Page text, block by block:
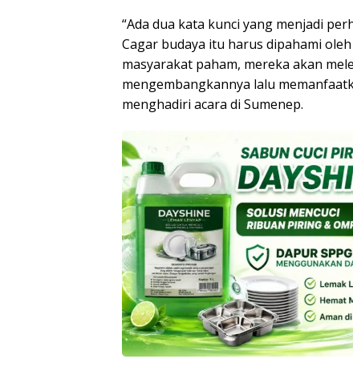
“Ada dua kata kunci yang menjadi
Cagar budaya itu harus dipahami
masyarakat paham, mereka akan
mengembangkannya lalu
menghadiri acara di Sumenep.